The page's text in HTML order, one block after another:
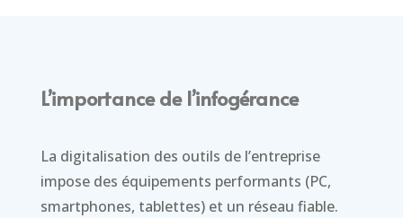
L’importance de l’infogérance
La digitalisation des outils de l’entreprise
impose des équipements performants (PC,
smartphones, tablettes) et un réseau fiable.